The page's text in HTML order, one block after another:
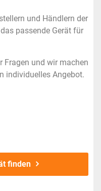
und Händlern der
passende Gerät für
Fragen und wir machen
individuelles Angebot.
finden